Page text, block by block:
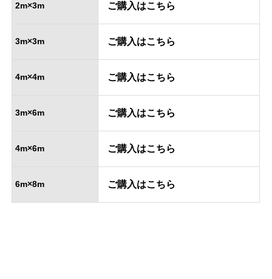
2m×3m ご購入はこちら
3m×3m ご購入はこちら
4m×4m ご購入はこちら
3m×6m ご購入はこちら
4m×6m ご購入はこちら
6m×8m ご購入はこちら